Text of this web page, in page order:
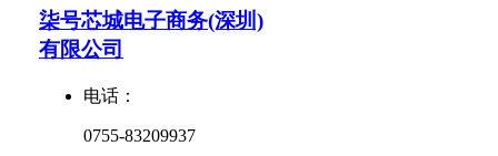
柒号芯城电子商务(深圳)
有限公司
电话：
0755-83209937